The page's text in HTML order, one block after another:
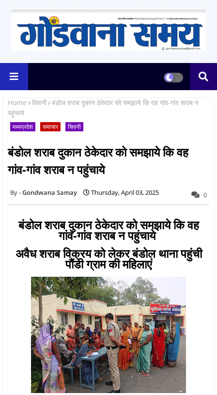
Home सिवनी बंडोल शराब दुकान ठेकेदार को समझाये कि वह गांव-गांव शराब न
पहुंचाये
मध्यप्रदेश समाचार सिवनी
बंडोल शराब दुकान ठेकेदार को समझाये कि वह
गांव-गांव शराब न पहुंचाये
Gondwana Samay Thursday, April 03, 2025 0
बंडोल शराब दुकान ठेकेदार को समझाये कि वह
गांव-गांव शराब न पहुंचाये
अवैध शराब विक्रय को लेकर बंडोल थाना पहुंची
पौंडी ग्राम की महिलाएं